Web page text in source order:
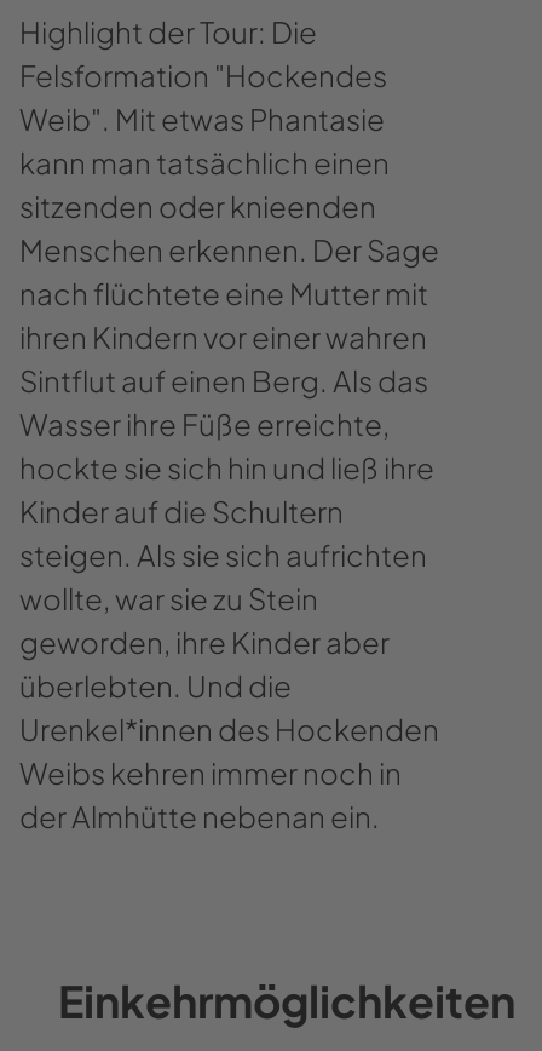
Highlight der Tour: Die
Felsformation "Hockendes
Weib". Mit etwas Phantasie
kann man tatsächlich einen
sitzenden oder knieenden
Menschen erkennen. Der Sage
nach flüchtete eine Mutter mit
ihren Kindern vor einer wahren
Sintflut auf einen Berg. Als das
Wasser ihre Füße erreichte,
hockte sie sich hin und ließ ihre
Kinder auf die Schultern
steigen. Als sie sich aufrichten
wollte, war sie zu Stein
geworden, ihre Kinder aber
überlebten. Und die
Urenkel*innen des Hockenden
Weibs kehren immer noch in
der Almhütte nebenan ein.
Einkehrmöglichkeiten